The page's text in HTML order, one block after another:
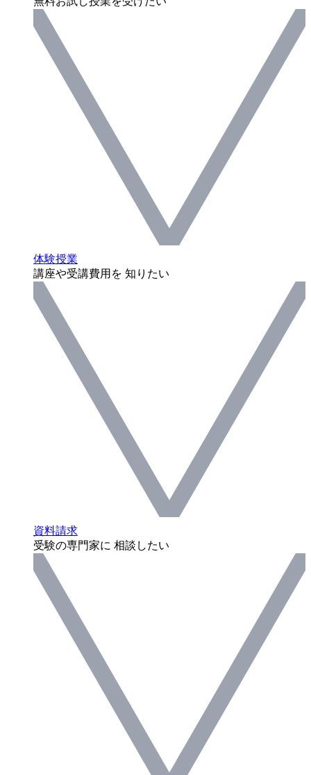
体験授業
講座や受講費用を 知りたい
資料請求
受験の専門家に 相談したい